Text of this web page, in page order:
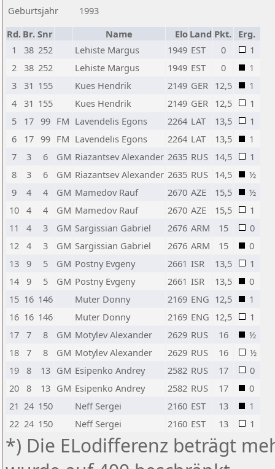
Geburtsjahr
1993
Rd. Br. Snr Name Elo Land Pkt. Erg.
1
38 252 Lehiste Margus 1949 EST 0
1
2
38 252 Lehiste Margus 1949 EST 0
1
3
31 155 Kues Hendrik 2149 GER 12,5
1
4
31 155 Kues Hendrik 2149 GER 12,5
1
5
17 99 FM Lavendelis Egons 2264 LAT 13,5
1
6
17 99 FM Lavendelis Egons 2264 LAT 13,5
1
7
3 6 GM Riazantsev Alexander 2635 RUS 14,5
1
8
3 6 GM Riazantsev Alexander 2635 RUS 14,5
½
9
4 4 GM Mamedov Rauf 2670 AZE 15,5
½
10
4 4 GM Mamedov Rauf 2670 AZE 15,5
1
11
4 3 GM Sargissian Gabriel 2676 ARM 15
0
12
4 3 GM Sargissian Gabriel 2676 ARM 15
0
13
9 5 GM Postny Evgeny 2661 ISR 13,5
1
14
9 5 GM Postny Evgeny 2661 ISR 13,5
0
15 16 146 Muter Donny 2169 ENG 12,5
1
16 16 146 Muter Donny 2169 ENG 12,5
1
17
7 8 GM Motylev Alexander 2629 RUS 16
½
18
7 8 GM Motylev Alexander 2629 RUS 16
½
19
8 13 GM Esipenko Andrey 2582 RUS 17
0
20
8 13 GM Esipenko Andrey 2582 RUS 17
0
21 24 150 Neff Sergei 2160 EST 13
1
22 24 150 Neff Sergei 2160 EST 13 1
*) Die ELodifferenz beträgt